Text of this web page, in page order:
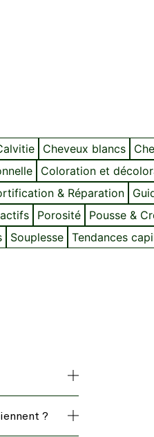
Cheveux blancs
Coloration et
& Réparation
Porosité
Pousse &
Souplesse
Tendances
?